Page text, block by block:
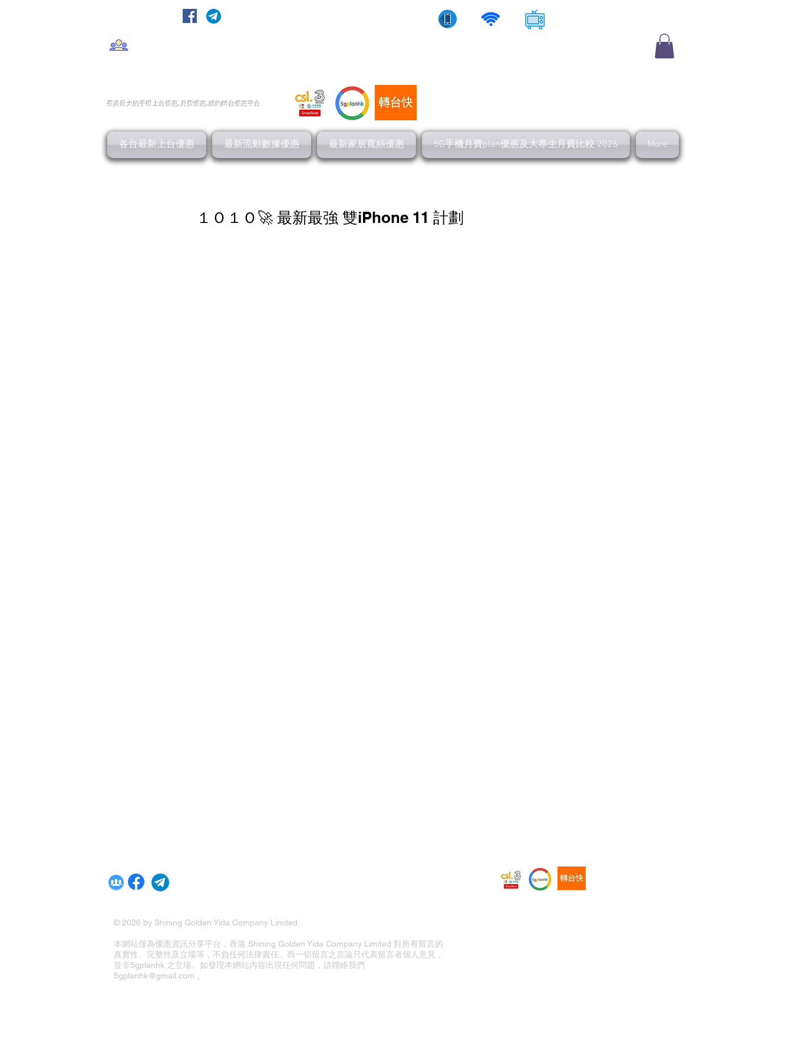
香港最大的手機上台優惠, 月費優惠,續約轉台優惠平台
各台最新上台優惠 最新流動數據優惠 最新家居寬頻優惠 5G手機月費plan優惠及大專生月費比較 2026 More
１Ｏ１Ｏ🚀 最新最強 雙iPhone 11 計劃
© 2026 by Shining Golden Yida Company Limited.
本網站僅為優惠資訊分享平台，香港 Shining Golden Yida Company Limited 對所有留言的
真實性、完整性及立場等，不負任何法律責任。而一切留言之言論只代表留言者個人意見，
並非5gplanhk 之立場。如發現本網站內容出現任何問題，請聯絡我們
5gplanhk@gmail.com 。